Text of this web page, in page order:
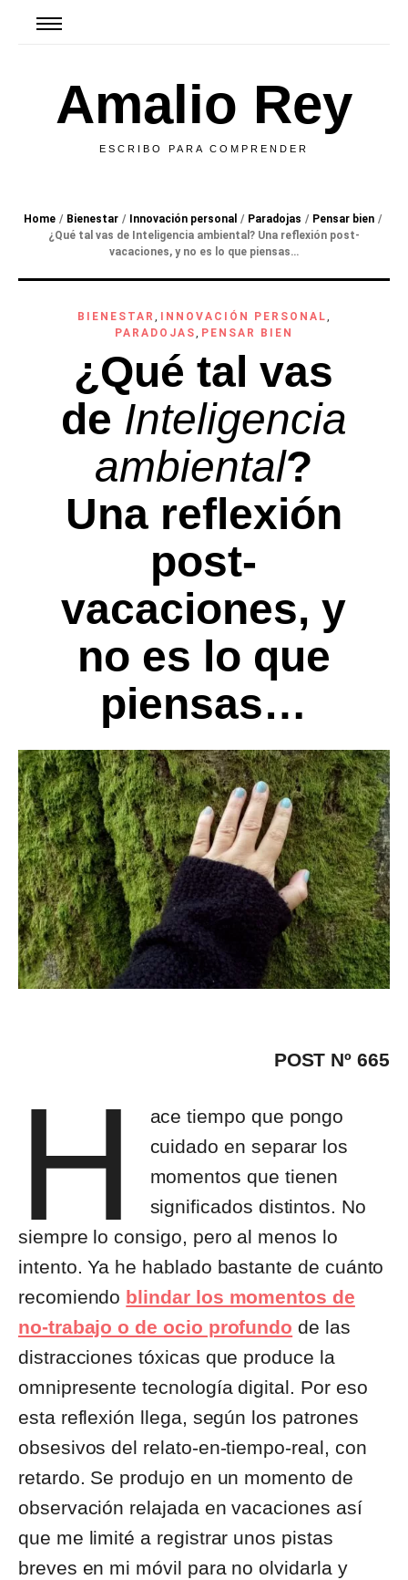
Amalio Rey
ESCRIBO PARA COMPRENDER
Home / Bienestar / Innovación personal / Paradojas / Pensar bien /
¿Qué tal vas de Inteligencia ambiental ? Una reflexión post-
vacaciones, y no es lo que piensas…
BIENESTAR, INNOVACIÓN PERSONAL,
PARADOJAS, PENSAR BIEN
¿Qué tal vas
de Inteligencia
ambiental?
Una reflexión
post-
vacaciones, y
no es lo que
piensas…
POST Nº 665
H
ace tiempo que pongo
cuidado en separar los
momentos que tienen
significados distintos. No
siempre lo consigo, pero al menos lo
intento. Ya he hablado bastante de cuánto
recomiendo blindar los momentos de
no-trabajo o de ocio profundo de las
distracciones tóxicas que produce la
omnipresente tecnología digital. Por eso
esta reflexión llega, según los patrones
obsesivos del relato-en-tiempo-real, con
retardo. Se produjo en un momento de
observación relajada en vacaciones así
que me limité a registrar unos pistas
breves en mi móvil para no olvidarla y